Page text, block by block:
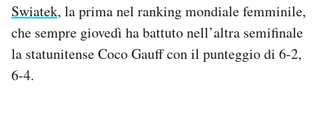
Swiatek, la prima nel ranking mondiale femminile,
che sempre giovedì ha battuto nell’altra semifinale
la statunitense Coco Gauff con il punteggio di 6-2,
6-4.